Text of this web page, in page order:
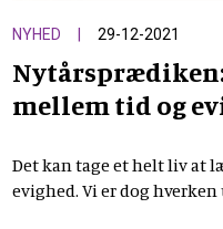
NYHED 29-12-2021
mellem tid og
Det kan tage et helt liv at
evighed. Vi er dog